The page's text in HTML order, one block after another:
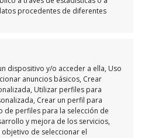
procedentes de diferentes
dispositivo y/o acceder a ella, Uso
anuncios básicos, Crear
Utilizar perfiles para
Crear un perfil para
de perfiles para la selección de
y mejora de los servicios,
de seleccionar el
8:15 a 14:00
8:15 a 14:00
8:15 a 14:00
8:15 a 14:00